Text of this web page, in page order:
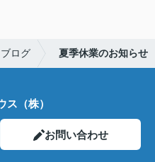
ブログ 夏季休業のお知らせ
ス（株）
お問い合わせ